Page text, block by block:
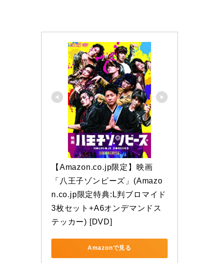
【Amazon.co.jp限定】映画
「八王子ゾンビーズ」(Amazo
n.co.jp限定特典:L判ブロマイド
3枚セット+A6オンデマンドス
テッカー) [DVD]
Amazonで見る